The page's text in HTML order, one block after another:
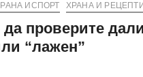
ИСПОРТ ХРАНА И РЕЦЕПТИ
проверите
“лажен”